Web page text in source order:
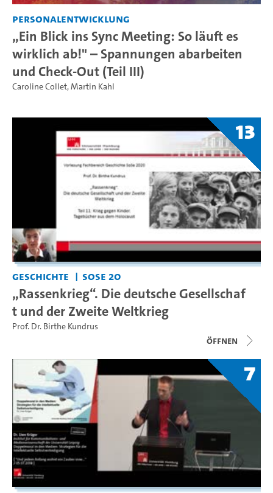
Personalentwicklung
„Ein Blick ins Sync Meeting: So läuft es
wirklich ab!" – Spannungen abarbeiten
und Check-Out (Teil III)
Caroline Collet,Martin Kahl
13
Geschichte SoSe 20
„Rassenkrieg“. Die deutsche Gesellschaf
t und der Zweite Weltkrieg
Prof. Dr. Birthe Kundrus
Öffnen
7